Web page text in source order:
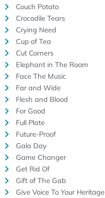
Couch Potato
Crocodile Tears
Crying Need
Cup of Tea
Cut Corners
Elephant in The Room
Face The Music
Far and Wide
Flesh and Blood
For Good
Full Plate
Future-Proof
Gala Day
Game Changer
Get Rid Of
Gift of The Gab
Give Voice To Your Heritage